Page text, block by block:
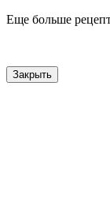
Еще больше
Закрыть